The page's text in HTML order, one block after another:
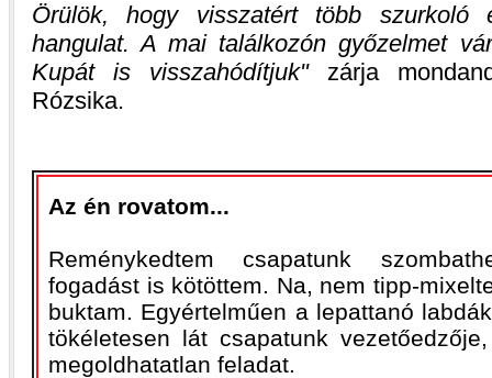
Örülök, hogy visszatért több
hangulat. A mai találkozón győzelmet
Kupát is visszahódítjuk zárja
Rózsika.
Az én rovatom...
Reménykedtem csapatunk
fogadást is kötöttem. Na, nem tipp-
buktam. Egyértelműen a lepattanó
tökéletesen lát csapatunk
megoldhatatlan feladat.